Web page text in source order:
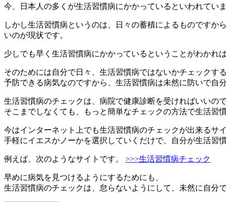
今、日本人の多くが生活習慣病にかかっているといわれてい
しかし生活習慣病というのは、日々の蓄積によるものです
いのが現状です。
少しでも早く生活習慣病にかかっているということがわかれ
そのためには自分で日々、生活習慣病ではないかチェックす
予防できる病気なのですから、生活習慣病は未然に防いで自
生活習慣病のチェックは、病院で健康診断を受ければいいので
そこまでしなくても、もっと簡単なチェックの方法で生活習
今はインターネット上でも生活習慣病のチェックが出来るサ
手軽にイエスかノーかを選択していくだけで、自分が生活習
例えば、次のようなサイトです。 >>>生活習慣病チェック
早めに病気を見つけるようにするためにも、
生活習慣病のチェックは、怠らないようにして、未然に自分